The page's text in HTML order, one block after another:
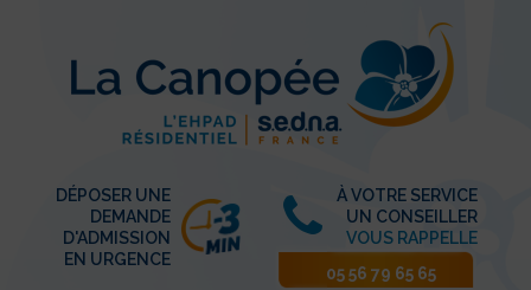
DÉPOSER UNE
DEMANDE
D'ADMISSION
EN URGENCE
À VOTRE SERVICE
UN CONSEILLER
VOUS RAPPELLE
05 56 79 65 65